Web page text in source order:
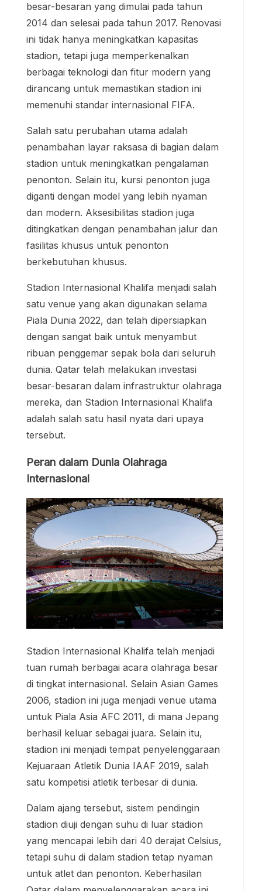
besar-besaran yang dimulai pada tahun
2014 dan selesai pada tahun 2017. Renovasi
ini tidak hanya meningkatkan kapasitas
stadion, tetapi juga memperkenalkan
berbagai teknologi dan fitur modern yang
dirancang untuk memastikan stadion ini
memenuhi standar internasional FIFA.
Salah satu perubahan utama adalah
penambahan layar raksasa di bagian dalam
stadion untuk meningkatkan pengalaman
penonton. Selain itu, kursi penonton juga
diganti dengan model yang lebih nyaman
dan modern. Aksesibilitas stadion juga
ditingkatkan dengan penambahan jalur dan
fasilitas khusus untuk penonton
berkebutuhan khusus.
Stadion Internasional Khalifa menjadi salah
satu venue yang akan digunakan selama
Piala Dunia 2022, dan telah dipersiapkan
dengan sangat baik untuk menyambut
ribuan penggemar sepak bola dari seluruh
dunia. Qatar telah melakukan investasi
besar-besaran dalam infrastruktur olahraga
mereka, dan Stadion Internasional Khalifa
adalah salah satu hasil nyata dari upaya
tersebut.
Peran dalam Dunia Olahraga
Internasional
Stadion Internasional Khalifa telah menjadi
tuan rumah berbagai acara olahraga besar
di tingkat internasional. Selain Asian Games
2006, stadion ini juga menjadi venue utama
untuk Piala Asia AFC 2011, di mana Jepang
berhasil keluar sebagai juara. Selain itu,
stadion ini menjadi tempat penyelenggaraan
Kejuaraan Atletik Dunia IAAF 2019, salah
satu kompetisi atletik terbesar di dunia.
Dalam ajang tersebut, sistem pendingin
stadion diuji dengan suhu di luar stadion
yang mencapai lebih dari 40 derajat Celsius,
tetapi suhu di dalam stadion tetap nyaman
untuk atlet dan penonton. Keberhasilan